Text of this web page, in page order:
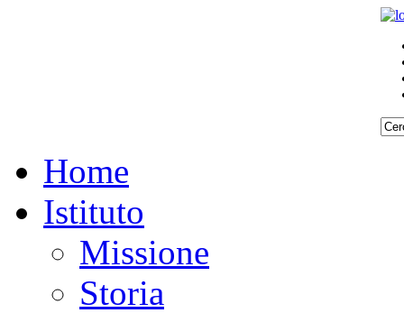
Home
Istituto
Missione
Storia